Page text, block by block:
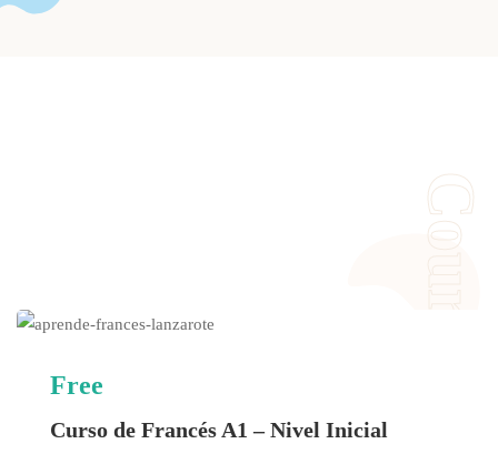
Courses
Free
Curso de Francés A1 – Nivel Inicial